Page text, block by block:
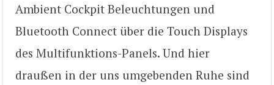
Ambient Cockpit Beleuchtungen und
Bluetooth Connect über die Touch Displays
des Multifunktions-Panels. Und hier
draußen in der uns umgebenden Ruhe sind